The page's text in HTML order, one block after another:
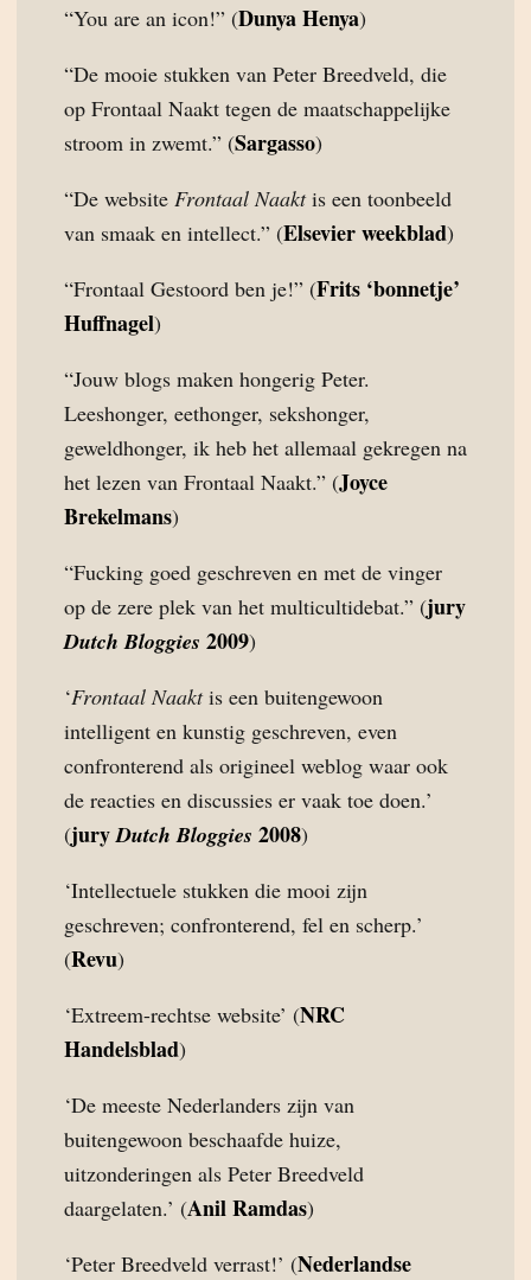
“You are an icon!” (Dunya Henya)
“De mooie stukken van Peter Breedveld, die
op Frontaal Naakt tegen de maatschappelijke
stroom in zwemt.” (Sargasso)
“De website Frontaal Naaktis een toonbeeld
van smaak en intellect.” (Elsevier weekblad)
“Frontaal Gestoord ben je!” (Frits ‘bonnetje’
Huffnagel)
“Jouw blogs maken hongerig Peter.
Leeshonger, eethonger, sekshonger,
geweldhonger, ik heb het allemaal gekregen na
het lezen van Frontaal Naakt.” (Joyce
Brekelmans)
“Fucking goed geschreven en met de vinger
op de zere plek van het multicultidebat.” (jury
Dutch Bloggies 2009)
‘Frontaal Naaktis een buitengewoon
intelligent en kunstig geschreven, even
confronterend als origineel weblog waar ook
de reacties en discussies er vaak toe doen.’
(juryDutch Bloggies 2008)
‘Intellectuele stukken die mooi zijn
geschreven; confronterend, fel en scherp.’
(Revu)
‘Extreem-rechtse website’ (NRC
Handelsblad)
‘De meeste Nederlanders zijn van
buitengewoon beschaafde huize,
uitzonderingen als Peter Breedveld
daargelaten.’ (Anil Ramdas)
‘Peter Breedveld verrast!’ (Nederlandse